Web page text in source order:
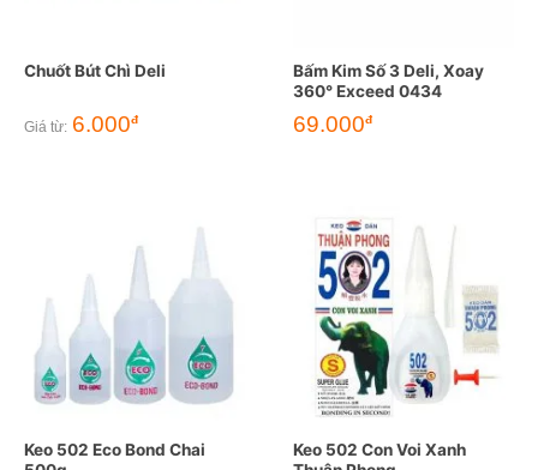
Chuốt Bút Chì Deli
Giá từ: 6.000đ
Bấm Kim Số 3 Deli, Xoay
360° Exceed 0434
69.000đ
Keo 502 Eco Bond Chai
Keo 502 Con Voi Xanh